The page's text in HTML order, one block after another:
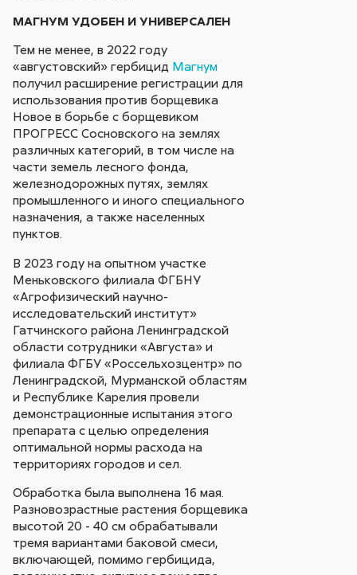
МАГНУМ УДОБЕН И УНИВЕРСАЛЕН
Тем не менее, в 2022 году
«августовский» гербицид Магнум
получил расширение регистрации для
использования против борщевика
Новое в борьбе с борщевиком
ПРОГРЕСС Сосновского на землях
различных категорий, в том числе на
части земель лесного фонда,
железнодорожных путях, землях
промышленного и иного специального
назначения, а также населенных
пунктов.
В 2023 году на опытном участке
Меньковского филиала ФГБНУ
«Агрофизический научно-
исследовательский институт»
Гатчинского района Ленинградской
области сотрудники «Августа» и
филиала ФГБУ «Россельхозцентр» по
Ленинградской, Мурманской областям
и Республике Карелия провели
демонстрационные испытания этого
препарата с целью определения
оптимальной нормы расхода на
территориях городов и сел.
Обработка была выполнена 16 мая.
Разновозрастные растения борщевика
высотой 20 - 40 см обрабатывали
тремя вариантами баковой смеси,
включающей, помимо гербицида,